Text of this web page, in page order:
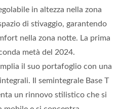
in altezza nella zona
di stivaggio, garantendo
nella zona notte. La prima
metà del 2024.
il suo portafoglio con una
Il semintegrale Base T
un rinnovo stilistico che si